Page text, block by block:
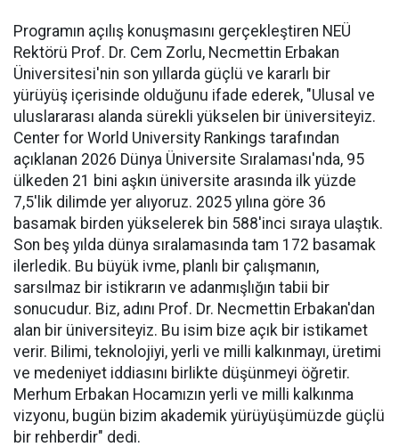
Programın açılış konuşmasını gerçekleştiren NEÜ
Rektörü Prof. Dr. Cem Zorlu, Necmettin Erbakan
Üniversitesi'nin son yıllarda güçlü ve kararlı bir
yürüyüş içerisinde olduğunu ifade ederek, "Ulusal ve
uluslararası alanda sürekli yükselen bir üniversiteyiz.
Center for World University Rankings tarafından
açıklanan 2026 Dünya Üniversite Sıralaması'nda, 95
ülkeden 21 bini aşkın üniversite arasında ilk yüzde
7,5'lik dilimde yer alıyoruz. 2025 yılına göre 36
basamak birden yükselerek bin 588'inci sıraya ulaştık.
Son beş yılda dünya sıralamasında tam 172 basamak
ilerledik. Bu büyük ivme, planlı bir çalışmanın,
sarsılmaz bir istikrarın ve adanmışlığın tabii bir
sonucudur. Biz, adını Prof. Dr. Necmettin Erbakan'dan
alan bir üniversiteyiz. Bu isim bize açık bir istikamet
verir. Bilimi, teknolojiyi, yerli ve milli kalkınmayı, üretimi
ve medeniyet iddiasını birlikte düşünmeyi öğretir.
Merhum Erbakan Hocamızın yerli ve milli kalkınma
vizyonu, bugün bizim akademik yürüyüşümüzde güçlü
bir rehberdir" dedi.